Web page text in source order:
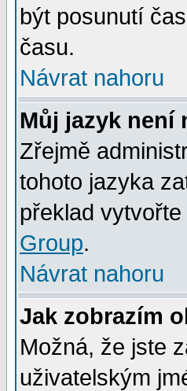
být posunutí
času.
Návrat nahoru
Můj jazyk není
Zřejmě
tohoto jazyka
překlad
Group.
Návrat nahoru
Jak zobrazím
Možná, že jste
uživatelským